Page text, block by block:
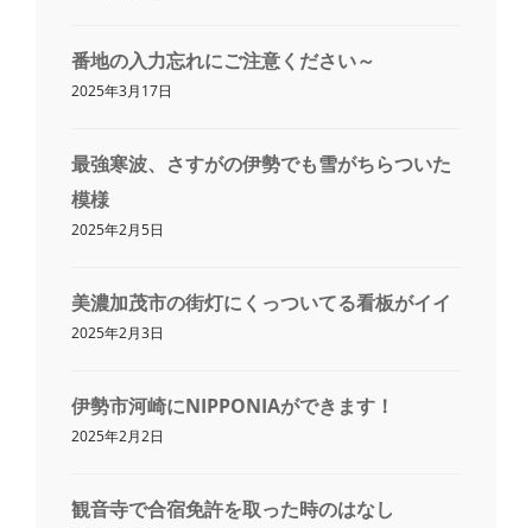
番地の入力忘れにご注意ください～
2025年3月17日
最強寒波、さすがの伊勢でも雪がちらついた
模様
2025年2月5日
美濃加茂市の街灯にくっついてる看板がイイ
2025年2月3日
伊勢市河崎にNIPPONIAができます！
2025年2月2日
観音寺で合宿免許を取った時のはなし